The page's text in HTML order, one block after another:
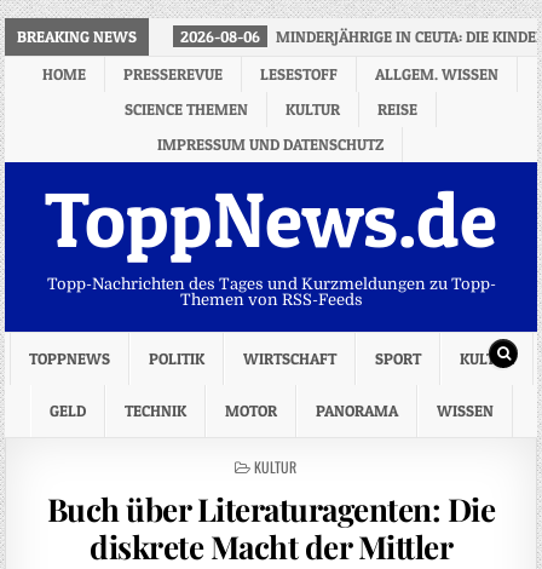
BREAKING NEWS 2026-08-06
MINDERJÄHRIGE IN CEUTA: DIE
HOME
PRESSEREVUE LESESTOFF
ALLGEM. WISSEN
SCIENCE THEMEN
KULTUR
REISE
IMPRESSUM UND DATENSCHUTZ
ToppNews.de
Topp-Nachrichten des Tages und Kurzmeldungen zu Topp-
Themen von RSS-Feeds
TOPPNEWS POLITIK WIRTSCHAFT SPORT KULTUR
GELD TECHNIK MOTOR PANORAMA WISSEN
POSTED
KULTUR
Buch über Literaturagenten: Die
diskrete Macht der Mittler